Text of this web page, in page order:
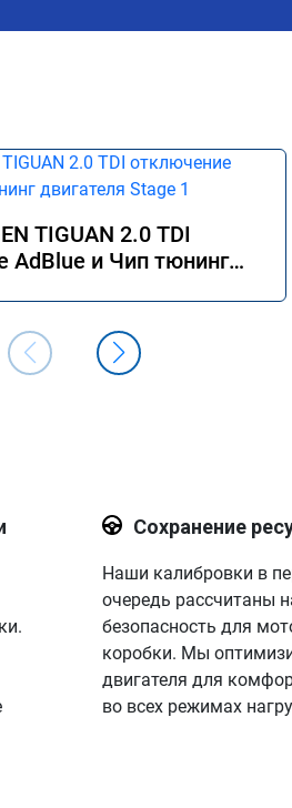
TIGUAN 2.0 TDI
AdBlue и Чип тюнинг
Сохранение
Наши калибровки в
очередь рассчитаны
безопасность для
коробки. Мы
двигателя для
во всех режимах